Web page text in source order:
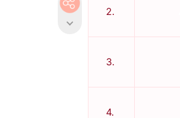
2.
3.
4.